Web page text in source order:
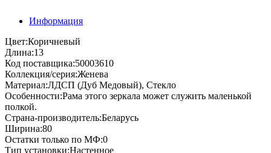
Информация
Цвет:Коричневый
Длина:13
Код поставщика:50003610
Коллекция/серия:Женева
Материал:ЛДСП (Дуб Медовый), Стекло
Особенности:Рама этого зеркала может служить маленькой
полкой.
Страна-производитель:Беларусь
Ширина:80
Остатки только по МФ:0
Тип установки:Настенное